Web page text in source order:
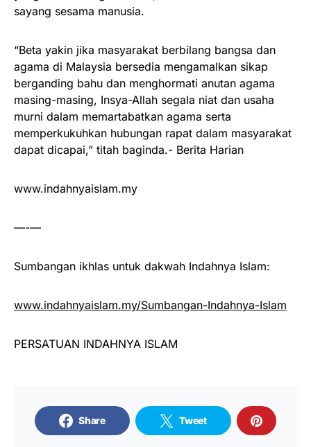
sayang sesama manusia.
“Beta yakin jika masyarakat berbilang bangsa dan
agama di Malaysia bersedia mengamalkan sikap
berganding bahu dan menghormati anutan agama
masing-masing, Insya-Allah segala niat dan usaha
murni dalam memartabatkan agama serta
memperkukuhkan hubungan rapat dalam masyarakat
dapat dicapai,” titah baginda.- Berita Harian
www.indahnyaislam.my
—-—
Sumbangan ikhlas untuk dakwah Indahnya Islam:
www.indahnyaislam.my/Sumbangan-Indahnya-Islam
PERSATUAN INDAHNYA ISLAM
Share Tweet